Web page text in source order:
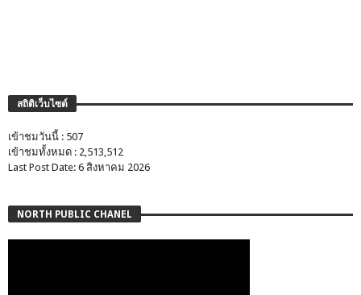
สถิติเว็บไซต์
เข้าชมวันนี้ : 507
เข้าชมทั้งหมด : 2,513,512
Last Post Date: 6 สิงหาคม 2026
NORTH PUBLIC CHANEL